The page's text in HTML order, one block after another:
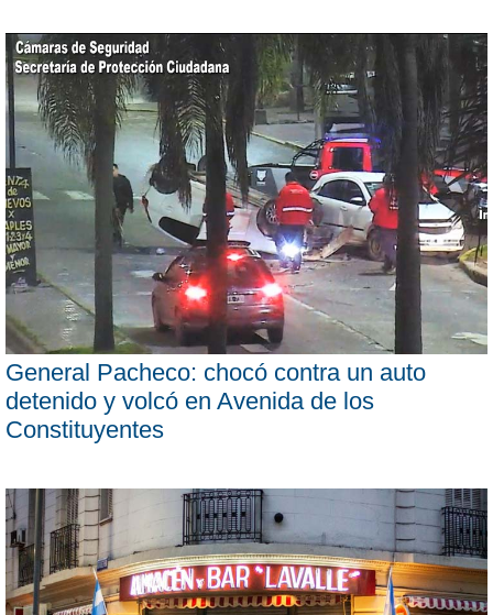
General Pacheco: chocó contra un auto
detenido y volcó en Avenida de los
Constituyentes